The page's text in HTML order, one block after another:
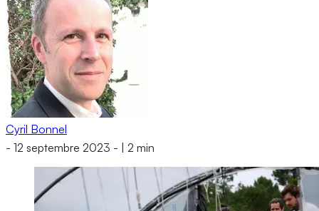
Cyril Bonnel
- 12 septembre 2023 - 2 min